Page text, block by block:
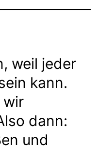
weil jeder
kann.
wir
dann:
und